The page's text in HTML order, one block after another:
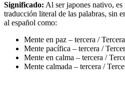
Significado: Al ser japones nativo,
traducción literal de las palabras, sin
al español como:
Mente en paz – tercera /
Mente pacífica – tercera /
Mente en calma – tercera /
Mente calmada – tercera /